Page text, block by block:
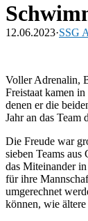
12.06.2023·SSG
Voller Adrenalin,
Freistaat kamen
denen er die
Jahr an das Team
Die Freude war
sieben Teams
das Miteinander
für ihre
umgerechnet
können, wie